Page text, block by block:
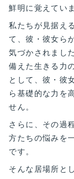
鮮明に覚えていま
私たちが見据え
て、彼・彼女ら
気づかされまし
備えた生きる力
として、彼・彼
ら基礎的な力を
せん。
さらに、その過
方たちの悩みを
です。
そんな居場所と